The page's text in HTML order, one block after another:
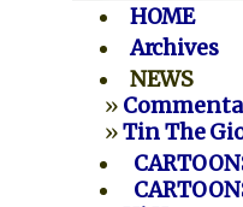
HOME
Archives
NEWS
»
»Tin The